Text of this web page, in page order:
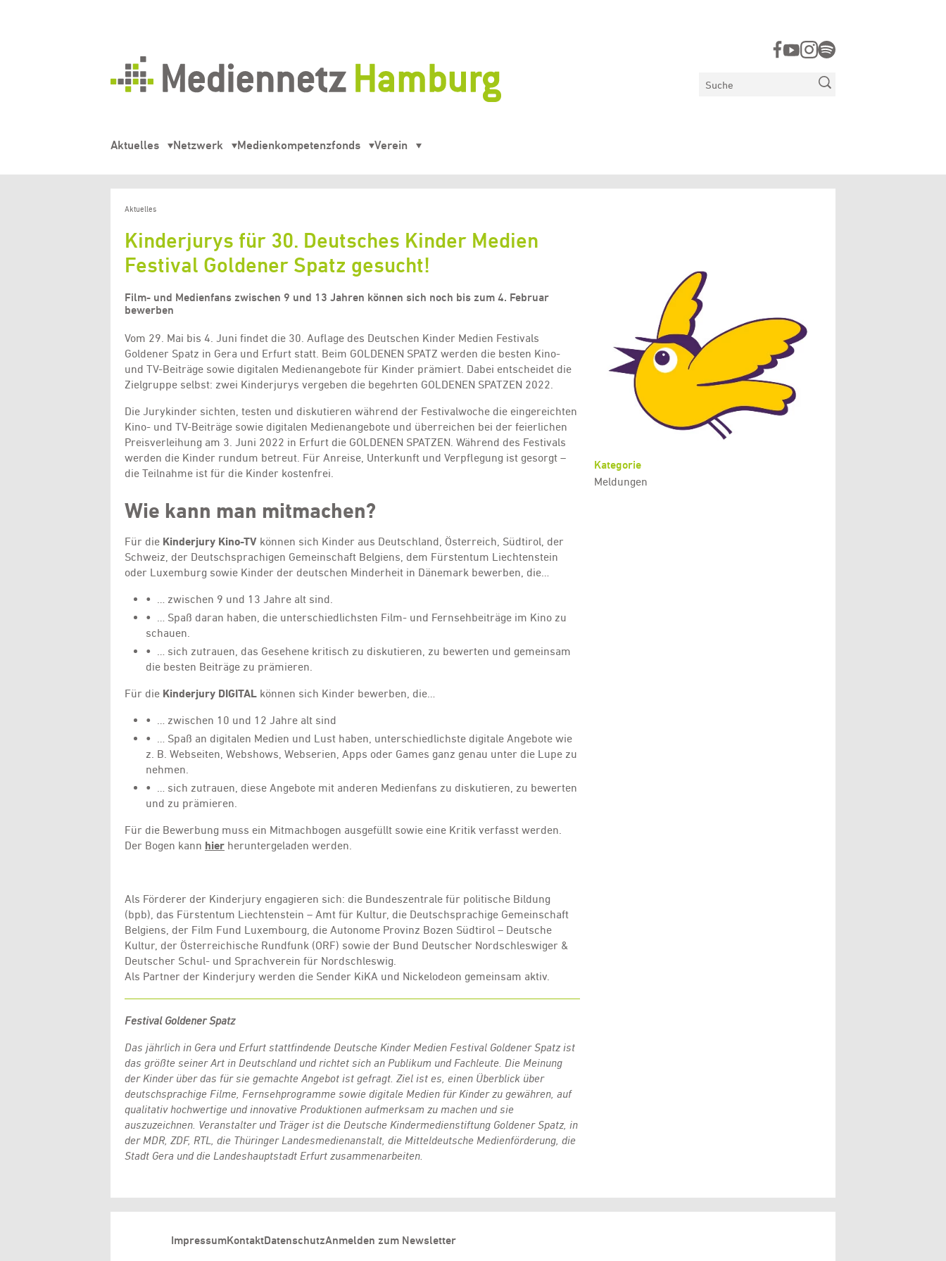
Aktuelles Netzwerk Medienkompetenzfonds Verein
Suchen
Aktuelles
Kinderjurys für 30. Deutsches Kinder Medien
Festival Goldener Spatz gesucht!
Film- und Medienfans zwischen 9 und 13 Jahren können sich noch bis zum 4. Februar
bewerben
Vom 29. Mai bis 4. Juni findet die 30. Auflage des Deutschen Kinder Medien Festivals
Goldener Spatz in Gera und Erfurt statt. Beim GOLDENEN SPATZ werden die besten Kino-
und TV-Beiträge sowie digitalen Medienangebote für Kinder prämiert. Dabei entscheidet die
Zielgruppe selbst: zwei Kinderjurys vergeben die begehrten GOLDENEN SPATZEN 2022.
Die Jurykinder sichten, testen und diskutieren während der Festivalwoche die eingereichten
Kino- und TV-Beiträge sowie digitalen Medienangebote und überreichen bei der feierlichen
Preisverleihung am 3. Juni 2022 in Erfurt die GOLDENEN SPATZEN. Während des Festivals
werden die Kinder rundum betreut. Für Anreise, Unterkunft und Verpflegung ist gesorgt –
die Teilnahme ist für die Kinder kostenfrei.
Wie kann man mitmachen?
Für die Kinderjury Kino-TV können sich Kinder aus Deutschland, Österreich, Südtirol, der
Schweiz, der Deutschsprachigen Gemeinschaft Belgiens, dem Fürstentum Liechtenstein
oder Luxemburg sowie Kinder der deutschen Minderheit in Dänemark bewerben, die…
• … zwischen 9 und 13 Jahre alt sind.
• … Spaß daran haben, die unterschiedlichsten Film- und Fernsehbeiträge im Kino zu
schauen.
• … sich zutrauen, das Gesehene kritisch zu diskutieren, zu bewerten und gemeinsam
die besten Beiträge zu prämieren.
Für die Kinderjury DIGITAL können sich Kinder bewerben, die…
• … zwischen 10 und 12 Jahre alt sind
• … Spaß an digitalen Medien und Lust haben, unterschiedlichste digitale Angebote wie
z. B. Webseiten, Webshows, Webserien, Apps oder Games ganz genau unter die Lupe zu
nehmen.
• … sich zutrauen, diese Angebote mit anderen Medienfans zu diskutieren, zu bewerten
und zu prämieren.
Für die Bewerbung muss ein Mitmachbogen ausgefüllt sowie eine Kritik verfasst werden.
Der Bogen kann hier heruntergeladen werden.
Als Förderer der Kinderjury engagieren sich: die Bundeszentrale für politische Bildung
(bpb), das Fürstentum Liechtenstein – Amt für Kultur, die Deutschsprachige Gemeinschaft
Belgiens, der Film Fund Luxembourg, die Autonome Provinz Bozen Südtirol – Deutsche
Kultur, der Österreichische Rundfunk (ORF) sowie der Bund Deutscher Nordschleswiger &
Deutscher Schul- und Sprachverein für Nordschleswig.
Als Partner der Kinderjury werden die Sender KiKA und Nickelodeon gemeinsam aktiv.
Festival Goldener Spatz
Das jährlich in Gera und Erfurt stattfindende Deutsche Kinder Medien Festival Goldener Spatz ist
das größte seiner Art in Deutschland und richtet sich an Publikum und Fachleute. Die Meinung
der Kinder über das für sie gemachte Angebot ist gefragt. Ziel ist es, einen Überblick über
deutschsprachige Filme, Fernsehprogramme sowie digitale Medien für Kinder zu gewähren, auf
qualitativ hochwertige und innovative Produktionen aufmerksam zu machen und sie
auszuzeichnen. Veranstalter und Träger ist die Deutsche Kindermedienstiftung Goldener Spatz, in
der MDR, ZDF, RTL, die Thüringer Landesmedienanstalt, die Mitteldeutsche Medienförderung, die
Stadt Gera und die Landeshauptstadt Erfurt zusammenarbeiten.
Kategorie
Meldungen
ImpressumKontaktDatenschutzAnmelden zum Newsletter